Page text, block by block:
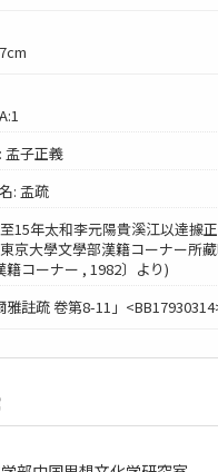
孟子正義
: 孟疏
15年太和李元陽貴溪江以達據
京大學文學部漢籍コーナー所
籍コーナー , 1982〕より)
雅註疏 卷第8-11」